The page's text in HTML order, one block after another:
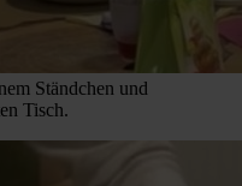
Ständchen und
Tisch.